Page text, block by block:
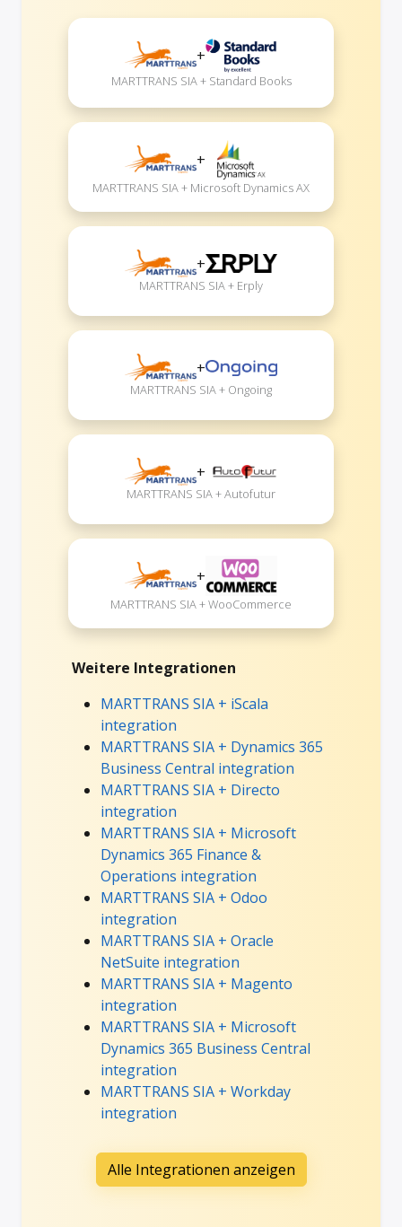
+
MARTTRANS SIA + Standard Books
+
MARTTRANS SIA + Microsoft Dynamics AX
+
MARTTRANS SIA + Erply
+
MARTTRANS SIA + Ongoing
+
MARTTRANS SIA + Autofutur
+
MARTTRANS SIA + WooCommerce
Weitere Integrationen
MARTTRANS SIA + iScala
integration
MARTTRANS SIA + Dynamics 365
Business Central integration
MARTTRANS SIA + Directo
integration
MARTTRANS SIA + Microsoft
Dynamics 365 Finance &
Operations integration
MARTTRANS SIA + Odoo
integration
MARTTRANS SIA + Oracle
NetSuite integration
MARTTRANS SIA + Magento
integration
MARTTRANS SIA + Microsoft
Dynamics 365 Business Central
integration
MARTTRANS SIA + Workday
integration
Alle Integrationen anzeigen